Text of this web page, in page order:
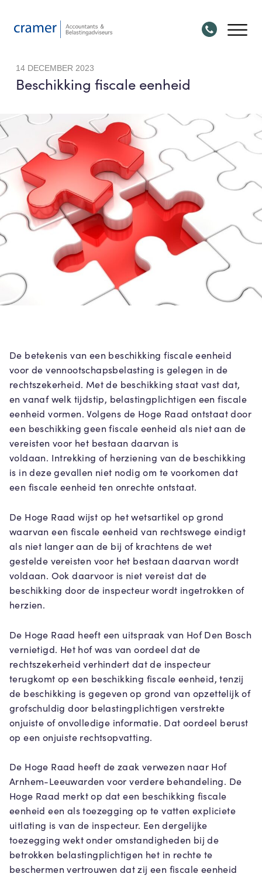
14 DECEMBER 2023
Beschikking fiscale eenheid
De betekenis van een beschikking fiscale eenheid
voor de vennootschapsbelasting is gelegen in de
rechtszekerheid. Met de beschikking staat vast dat,
en vanaf welk tijdstip, belastingplichtigen een fiscale
eenheid vormen. Volgens de Hoge Raad ontstaat door
een beschikking geen fiscale eenheid als niet aan de
vereisten voor het bestaan daarvan is
voldaan. Intrekking of herziening van de beschikking
is in deze gevallen niet nodig om te voorkomen dat
een fiscale eenheid ten onrechte ontstaat.
De Hoge Raad wijst op het wetsartikel op grond
waarvan een fiscale eenheid van rechtswege eindigt
als niet langer aan de bij of krachtens de wet
gestelde vereisten voor het bestaan daarvan wordt
voldaan. Ook daarvoor is niet vereist dat de
beschikking door de inspecteur wordt ingetrokken of
herzien.
De Hoge Raad heeft een uitspraak van Hof Den Bosch
vernietigd. Het hof was van oordeel dat de
rechtszekerheid verhindert dat de inspecteur
terugkomt op een beschikking fiscale eenheid, tenzij
de beschikking is gegeven op grond van opzettelijk of
grofschuldig door belastingplichtigen verstrekte
onjuiste of onvolledige informatie. Dat oordeel berust
op een onjuiste rechtsopvatting.
De Hoge Raad heeft de zaak verwezen naar Hof
Arnhem-Leeuwarden voor verdere behandeling. De
Hoge Raad merkt op dat een beschikking fiscale
eenheid een als toezegging op te vatten expliciete
uitlating is van de inspecteur. Een dergelijke
toezegging wekt onder omstandigheden bij de
betrokken belastingplichtigen het in rechte te
beschermen vertrouwen dat zij een fiscale eenheid